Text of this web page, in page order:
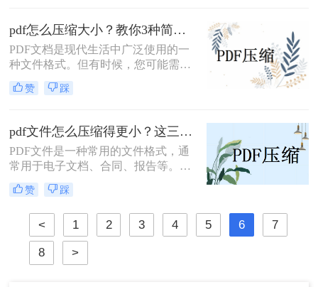
耗费更多的时间和网络流量。因此，
学会pdf文件怎么压缩大小成为了一个
重要的技能。
pdf怎么压缩大小？教你3种简单的压缩方法！
PDF文档是现代生活中广泛使用的一
种文件格式。但有时候，您可能需要
将PDF文件压缩到较小的文件大小，
以便于共享或存储。本篇文章将介绍
赞 踩
pdf文件怎么压缩得更小？这三种压缩方法快来学~
PDF文件是一种常用的文件格式，通
常用于电子文档、合同、报告等。由
于其包含大量的图像、文字和元数据
等信息，PDF文件的大小可能会比较
大，给存储和传输带来不便。为了减
小PDF文件的大小，可以采取以下几
种方法，下面一起看看pdf文件怎么压
缩得更小吧。
赞 踩
< 1 2 3 4 5 6 7
8 >